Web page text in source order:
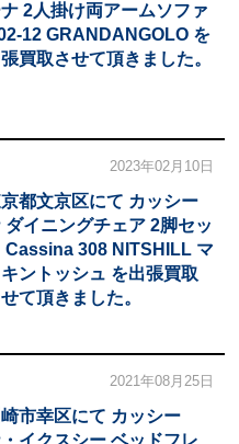
2人掛け両アームソファ
12 GRANDANGOLO を
買取させて頂きました。
2023年02月10日
都文京区にて カッシー
ダイニングチェア 2脚セッ
Cassina 308 NITSHILL マ
ントッシュ を出張買取
て頂きました。
2021年08月25日
崎市幸区にて カッシー
イクスシー ベッドフレ